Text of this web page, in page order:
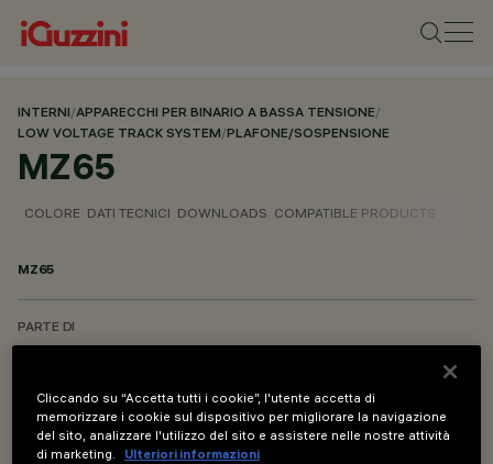
INTERNI/APPARECCHI PER BINARIO A BASSA TENSIONE/
LOW VOLTAGE TRACK SYSTEM/PLAFONE/SOSPENSIONE
MZ65
COLORE DATI TECNICI DOWNLOADS COMPATIBLE PRODUCTS
MZ65
PARTE DI
DESCRIZIONE
Cliccando su “Accetta tutti i cookie”, l'utente accetta di
memorizzare i cookie sul dispositivo per migliorare la navigazione
del sito, analizzare l'utilizzo del sito e assistere nelle nostre attività
di marketing.
Ulteriori informazioni